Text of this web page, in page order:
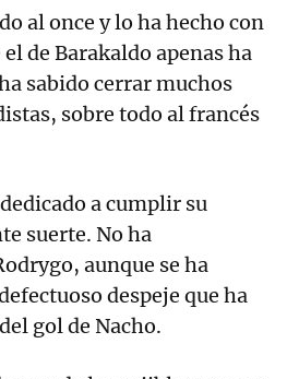
al once y lo ha hecho con
de Barakaldo apenas ha
sabido cerrar muchos
sobre todo al francés
dedicado a cumplir su
suerte. No ha
aunque se ha
despeje que ha
gol de Nacho.